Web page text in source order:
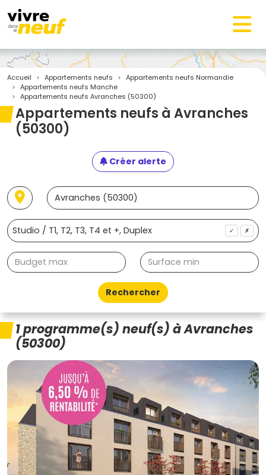
Accueil Appartements neufs
Appartements neufs Normandie
Appartements neufs Manche
Appartements neufs Avranches (50300)
Appartements neufs à Avranches
(50300)
Créer alerte
✓ ✗
Rechercher
1 programme(s) neuf(s) à Avranches
(50300)